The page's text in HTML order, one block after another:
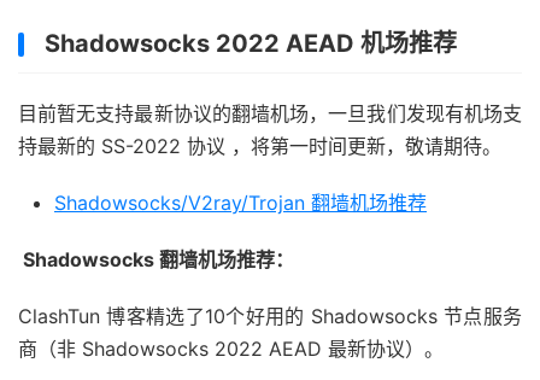
Shadowsocks 2022 AEAD 机场推荐
目前暂无支持最新协议的翻墙机场，一旦我们发现有机场支
持最新的 SS-2022 协议 ，将第一时间更新，敬请期待。
Shadowsocks/V2ray/Trojan 翻墙机场推荐
Shadowsocks 翻墙机场推荐：
ClashTun 博客精选了10个好用的 Shadowsocks 节点服务
商（非 Shadowsocks 2022 AEAD 最新协议）。